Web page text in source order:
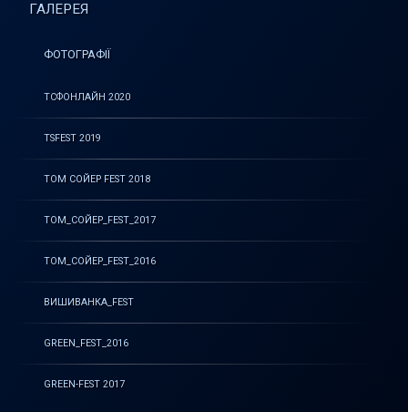
ГАЛЕРЕЯ
ФОТОГРАФІЇ
ТСФОНЛАЙН 2020
TSFEST 2019
ТОМ СОЙЕР FEST 2018
ТОМ_СОЙЕР_FEST_2017
ТОМ_СОЙЕР_FEST_2016
ВИШИВАНКА_FEST
GREEN_FEST_2016
GREEN-FEST 2017